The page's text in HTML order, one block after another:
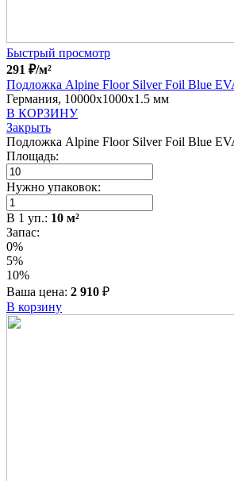
Быстрый просмотр
291 ₽/м²
Подложка Alpine Floor Silver Foil Blue
Германия, 10000x1000x1.5 мм
В КОРЗИНУ
Закрыть
Подложка Alpine Floor Silver Foil Blue
Площадь:
Нужно упаковок:
В 1 уп.: 10 м²
Запас:
0%
5%
10%
Ваша цена: 2 910 ₽
В корзину